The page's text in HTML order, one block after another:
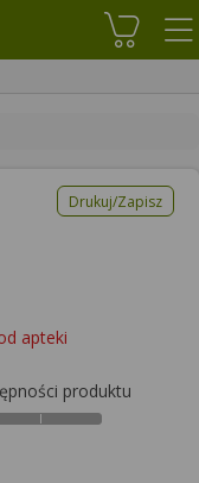
Koszyk
Drukuj/Zapisz
apteki
produktu